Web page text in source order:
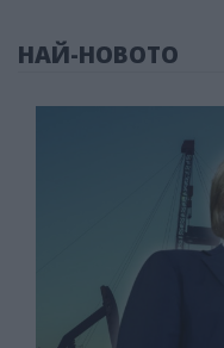
НАЙ-НОВОТО